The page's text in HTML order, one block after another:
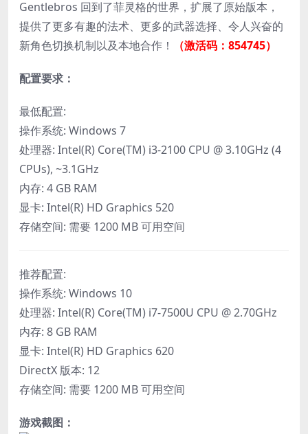
Gentlebros 回到了菲灵格的世界，扩展了原始版本，
提供了更多有趣的法术、更多的武器选择、令人兴奋的
新角色切换机制以及本地合作！
（激活码：854745）
配置要求：
最低配置:
操作系统: Windows 7
处理器: Intel(R) Core(TM) i3-2100 CPU @ 3.10GHz (4
CPUs), ~3.1GHz
内存: 4 GB RAM
显卡: Intel(R) HD Graphics 520
存储空间: 需要 1200 MB 可用空间
推荐配置:
操作系统: Windows 10
处理器: Intel(R) Core(TM) i7-7500U CPU @ 2.70GHz
内存: 8 GB RAM
显卡: Intel(R) HD Graphics 620
DirectX 版本: 12
存储空间: 需要 1200 MB 可用空间
游戏截图：